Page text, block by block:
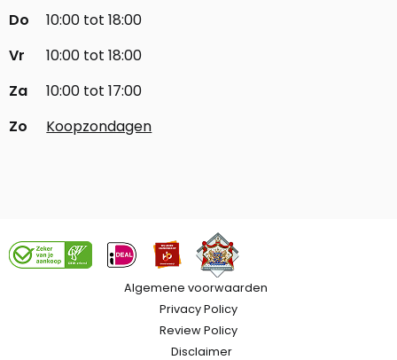
Do
10:00 tot 18:00
Vr
10:00 tot 18:00
Za
10:00 tot 17:00
Zo
Koopzondagen
Algemene voorwaarden
Privacy Policy
Review Policy
Disclaimer